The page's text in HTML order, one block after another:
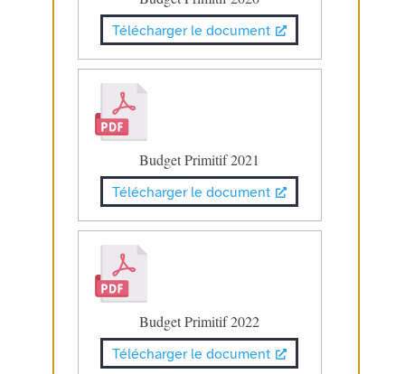
Télécharger le document
Budget Primitif 2021
Télécharger le document
Budget Primitif 2022
Télécharger le document